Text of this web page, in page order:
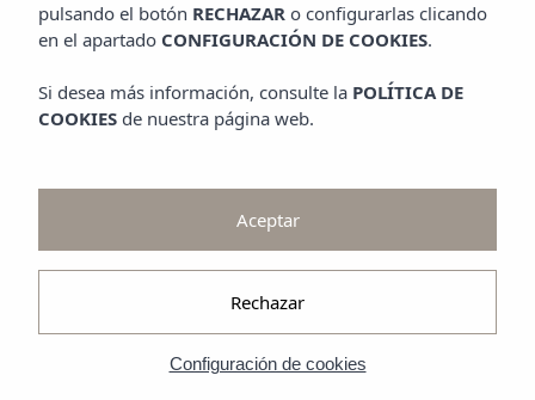
pulsando el botón RECHAZAR o configurarlas clicando
en el apartado CONFIGURACIÓN DE COOKIES.
Si desea más información, consulte la POLÍTICA DE
COOKIES de nuestra página web.
Configuración de cookies
Rechazar
Aceptar